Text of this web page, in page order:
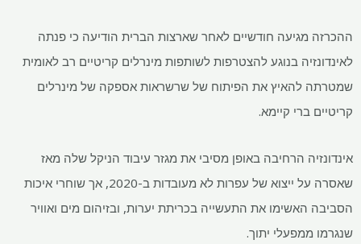
ההכרזה מגיעה חודשיים לאחר שארצות הברית הודיעה כי פנתה
לאינדונזיה בנוגע להצטרפות לשותפות מינרלים קריטיים רב לאומית
שמטרתה להאיץ את הפיתוח של שרשראות אספקה ​​של מינרלים
קריטיים ברי קיימא.
אינדונזיה הרחיבה באופן מסיבי את מגזר עיבוד הניקל שלה מאז
שאסרה על ייצוא של עפרות לא מעובדות ב-2020, אך שוחרי איכות
הסביבה האשימו את התעשייה בכריתת יערות, ובזיהום מים ואוויר
שנגרמו ממפעלי יתוך.